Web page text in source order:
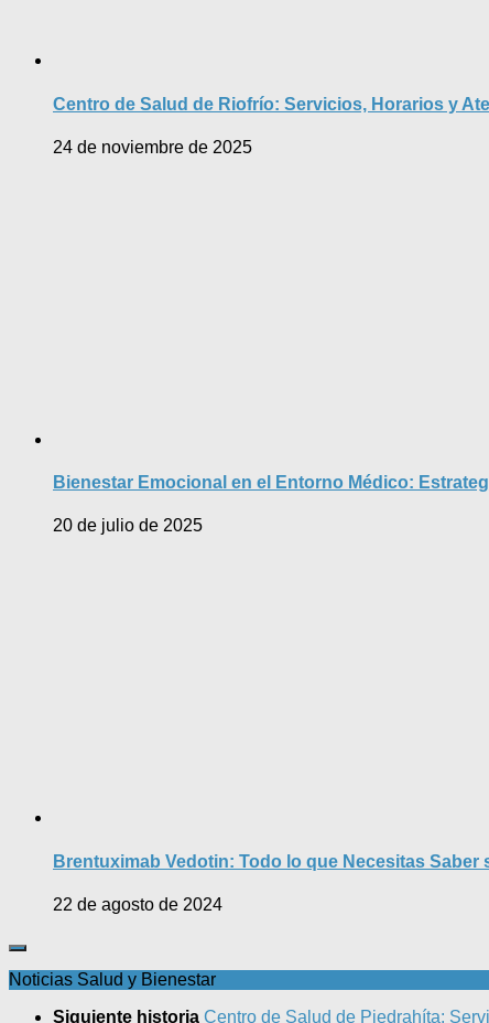
Centro de Salud de Riofrío: Servicios, Horarios y
24 de noviembre de 2025
Bienestar Emocional en el Entorno Médico:
20 de julio de 2025
Brentuximab Vedotin: Todo lo que Necesitas
22 de agosto de 2024
Noticias Salud y Bienestar
Siguiente historia Centro de Salud de Piedrahíta: